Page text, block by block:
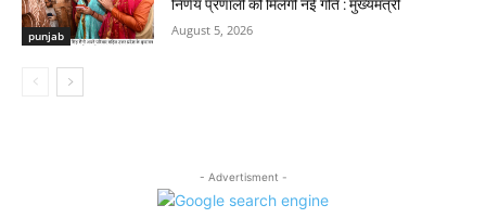
punjab
निर्णय प्रणाली को मिलेगी नई गति : मुख्यमंत्री
August 5, 2026
- Advertisment -